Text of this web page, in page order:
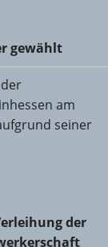
gewählt
am
seiner
der
Mainz-
der